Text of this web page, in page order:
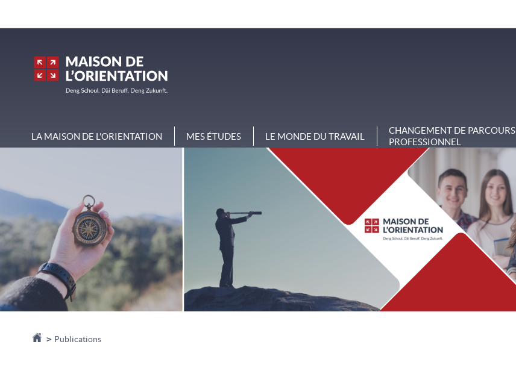
la
contenu
LA MAISON DE L'ORIENTATION MES ÉTUDES LE MONDE DU TRAVAIL
CHANGEMENT DE PARCOURS
PROFESSIONNEL
Accueil
> Publications